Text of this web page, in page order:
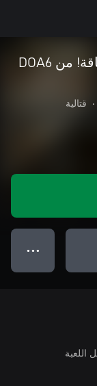
• قتالية
● ● ●
اللعبة